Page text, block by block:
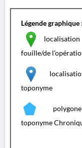
Légende graphique :
fouille/de
toponyme
toponyme